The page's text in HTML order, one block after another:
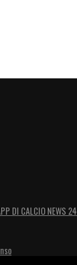
DI CALCIO NEWS 24